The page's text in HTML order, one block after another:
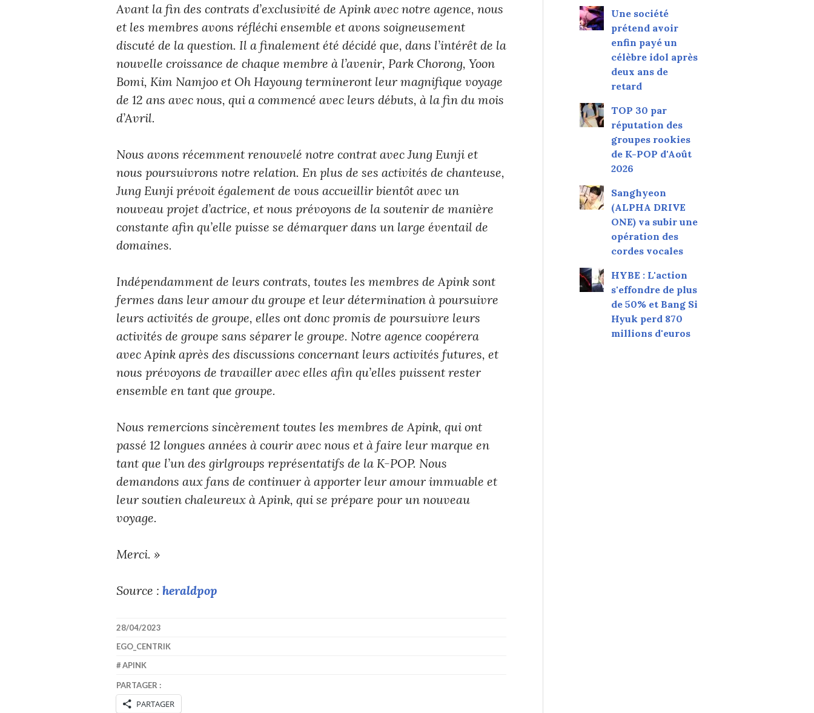
Avant la fin des contrats d’exclusivité de Apink avec notre agence, nous
et les membres avons réfléchi ensemble et avons soigneusement
discuté de la question. Il a finalement été décidé que, dans l’intérêt de la
nouvelle croissance de chaque membre à l’avenir, Park Chorong, Yoon
Bomi, Kim Namjoo et Oh Hayoung termineront leur magnifique voyage
de 12 ans avec nous, qui a commencé avec leurs débuts, à la fin du mois
d’Avril.
Nous avons récemment renouvelé notre contrat avec Jung Eunji et
nous poursuivrons notre relation. En plus de ses activités de chanteuse,
Jung Eunji prévoit également de vous accueillir bientôt avec un
nouveau projet d’actrice, et nous prévoyons de la soutenir de manière
constante afin qu’elle puisse se démarquer dans un large éventail de
domaines.
Indépendamment de leurs contrats, toutes les membres de Apink sont
fermes dans leur amour du groupe et leur détermination à poursuivre
leurs activités de groupe, elles ont donc promis de poursuivre leurs
activités de groupe sans séparer le groupe. Notre agence coopérera
avec Apink après des discussions concernant leurs activités futures, et
nous prévoyons de travailler avec elles afin qu’elles puissent rester
ensemble en tant que groupe.
Nous remercions sincèrement toutes les membres de Apink, qui ont
passé 12 longues années à courir avec nous et à faire leur marque en
tant que l’un des girlgroups représentatifs de la K-POP. Nous
demandons aux fans de continuer à apporter leur amour immuable et
leur soutien chaleureux à Apink, qui se prépare pour un nouveau
voyage.
Merci. »
Source : heraldpop
28/04/2023
EGO_CENTRIK
APINK
PARTAGER :
PARTAGER
Une société
prétend avoir
enfin payé un
célèbre idol après
deux ans de
retard
TOP 30 par
réputation des
groupes rookies
de K-POP d'Août
2026
Sanghyeon
(ALPHA DRIVE
ONE) va subir une
opération des
cordes vocales
HYBE : L'action
s'effondre de plus
de 50% et Bang Si
Hyuk perd 870
millions d'euros